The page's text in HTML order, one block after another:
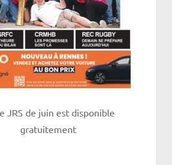
JRS de juin est disponible
gratuitement